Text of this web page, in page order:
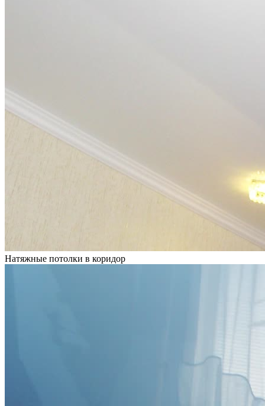
Натяжные потолки в коридор